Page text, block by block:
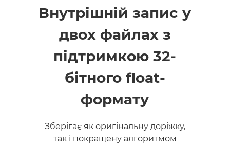
Внутрішній запис у
двох файлах з
підтримкою 32-
бітного float-
формату
Зберігає як оригінальну доріжку,
так і покращену алгоритмом